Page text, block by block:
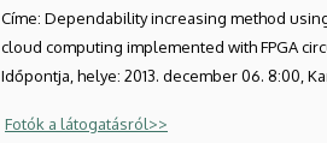
Címe: Dependability increasing method
cloud computing implemented with FPGA
Időpontja, helye: 2013. december 06. 8:00,
Fotók a látogatásról>>